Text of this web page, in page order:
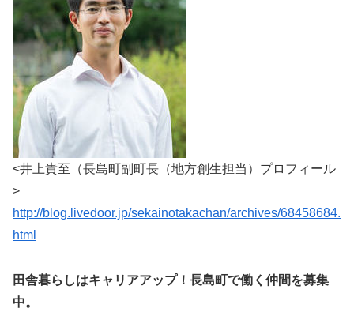
<井上貴至（長島町副町長（地方創生担当）プロフィール
>
http://blog.livedoor.jp/sekainotakachan/archives/68458684.
html
田舎暮らしはキャリアアップ！長島町で働く仲間を募集
中。